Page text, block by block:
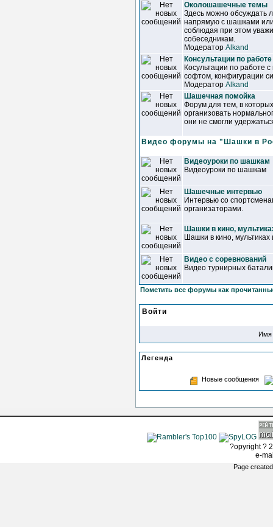
Околошашечные темы
Здесь можно обсуждать
напрямую с шашками
соблюдая при этом
собеседникам.
Модератор Alkand
Консультации по
Косультации по работе
софтом, конфигурации
Модератор Alkand
Шашечная помойка
Форум для тем, в
организовать
они не смогли
Видео форумы на "Шашки в
Видеоуроки по шашкам
Видеоуроки по шашкам
Шашечные интервью
Интервью со
организаторами.
Шашки в кино,
Шашки в кино, мультиках
Видео с соревнований
Видео турнирных
Пометить все форумы как
Войти
Имя
Легенда
Новые сообщения
?opyright ?
e-
Page